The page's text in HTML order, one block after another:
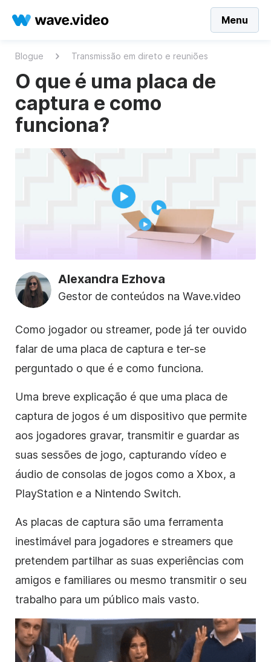
Menu
Blogue Transmissão em direto e reuniões
O que é uma placa de
captura e como
funciona?
Alexandra Ezhova
Gestor de conteúdos na Wave.video
Como jogador ou streamer, pode já ter ouvido
falar de uma placa de captura e ter-se
perguntado o que é e como funciona.
Uma breve explicação é que uma placa de
captura de jogos é um dispositivo que permite
aos jogadores gravar, transmitir e guardar as
suas sessões de jogo, capturando vídeo e
áudio de consolas de jogos como a Xbox, a
PlayStation e a Nintendo Switch.
As placas de captura são uma ferramenta
inestimável para jogadores e streamers que
pretendem partilhar as suas experiências com
amigos e familiares ou mesmo transmitir o seu
trabalho para um público mais vasto.